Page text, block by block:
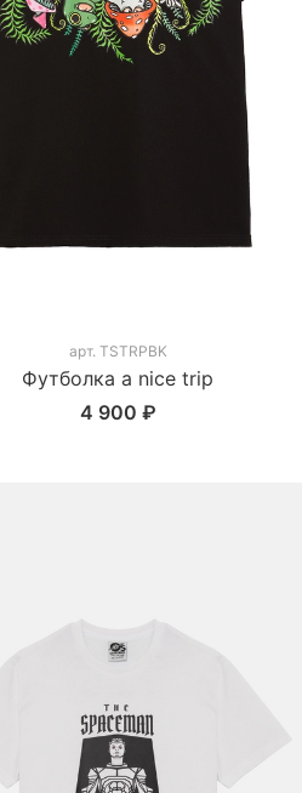
арт. TSTRPBK
Футболка a nice trip
4 900 ₽